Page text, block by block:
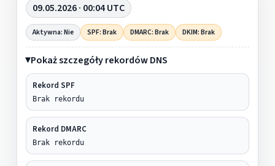
09.05.2026 · 00:04 UTC
Aktywna: Nie SPF: Brak DMARC: Brak DKIM: Brak
Pokaż szczegóły rekordów DNS
Rekord SPF
Brak rekordu
Rekord DMARC
Brak rekordu